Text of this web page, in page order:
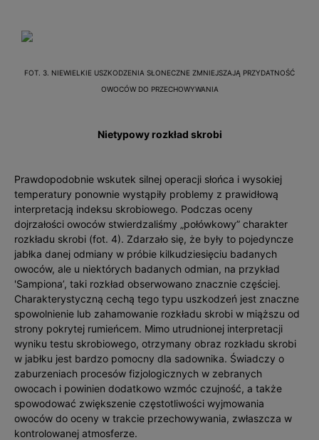
FOT. 3. NIEWIELKIE USZKODZENIA SŁONECZNE ZMNIEJSZAJĄ PRZYDATNOŚĆ
OWOCÓW DO PRZECHOWYWANIA
Nietypowy rozkład skrobi
Prawdopodobnie wskutek silnej operacji słońca i wysokiej
temperatury ponownie wystąpiły problemy z prawidłową
interpretacją indeksu skrobiowego. Podczas oceny
dojrzałości owoców stwierdzaliśmy „połówkowy” charakter
rozkładu skrobi (fot. 4). Zdarzało się, że były to pojedyncze
jabłka danej odmiany w próbie kilkudziesięciu badanych
owoców, ale u niektórych badanych odmian, na przykład
'Sampiona’, taki rozkład obserwowano znacznie częściej.
Charakterystyczną cechą tego typu uszkodzeń jest znaczne
spowolnienie lub zahamowanie rozkładu skrobi w miąższu od
strony pokrytej rumieńcem. Mimo utrudnionej interpretacji
wyniku testu skrobiowego, otrzymany obraz rozkładu skrobi
w jabłku jest bardzo pomocny dla sadownika. Świadczy o
zaburzeniach procesów fizjologicznych w zebranych
owocach i powinien dodatkowo wzmóc czujność, a także
spowodować zwiększenie częstotliwości wyjmowania
owoców do oceny w trakcie przechowywania, zwłaszcza w
kontrolowanej atmosferze.